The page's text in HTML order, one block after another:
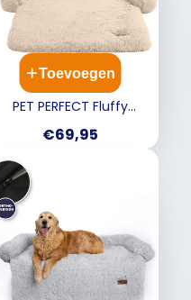
Toevoegen
PET PERFECT Fluffy
- XL
Prijs
€69,95